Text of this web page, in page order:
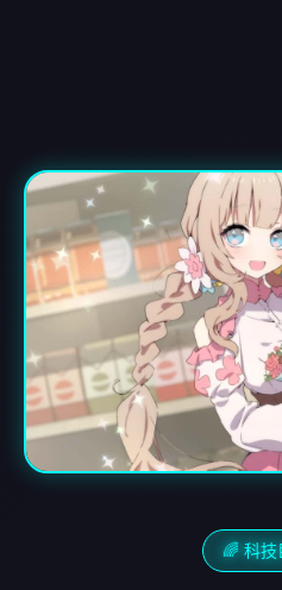
🌈 科技